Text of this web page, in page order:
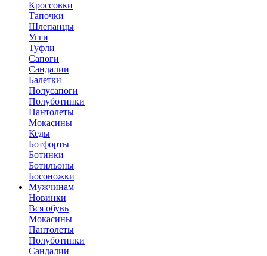
Кроссовки
Тапочки
Шлепанцы
Угги
Туфли
Сапоги
Сандалии
Балетки
Полусапоги
Полуботинки
Пантолеты
Мокасины
Кеды
Ботфорты
Ботинки
Ботильоны
Босоножки
Мужчинам
Новинки
Вся обувь
Мокасины
Пантолеты
Полуботинки
Сандалии